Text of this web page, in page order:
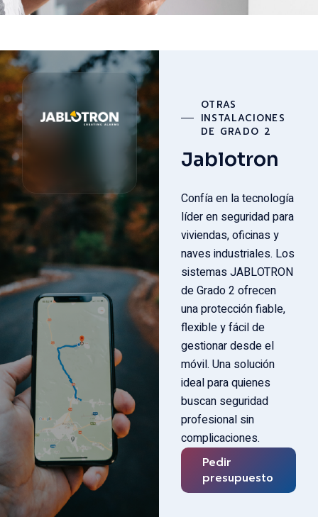
OTRAS
INSTALACIONES
DE GRADO 2
Jablotron
Confía en la tecnología
líder en seguridad para
viviendas, oficinas y
naves industriales. Los
sistemas JABLOTRON
de Grado 2 ofrecen
una protección fiable,
flexible y fácil de
gestionar desde el
móvil. Una solución
ideal para quienes
buscan seguridad
profesional sin
complicaciones.
Pedir
presupuesto